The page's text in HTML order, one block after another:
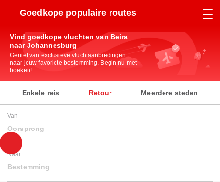
Goedkope populaire routes
Vind goedkope vluchten van Beira
naar Johannesburg
Geniet van exclusieve vluchtaanbiedingen
naar jouw favoriete bestemming. Begin nu met
boeken!
Enkele reis Retour Meerdere steden
Van
Oorsprong
Naar
Bestemming